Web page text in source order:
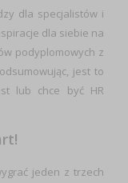
dla specjalistów i
dla siebie na
podyplomowych z
jest to
lub chce być HR
jeden z trzech